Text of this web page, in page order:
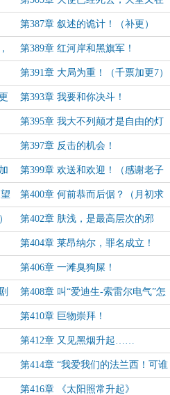
哪里？
第387章 叙述的诡计！（补更）
第389章 红河岸和黑旗军！
第391章 大局为重！（千票加更7）
第393章 我要和你决斗！
第395章 我大不列颠才是自由的灯
塔！
第397章 反击的机会！
第399章 欢送和欢迎！（感谢老子
当年饱经惯的盟主）
第400章 何前恭而后倨？（月初求
票）
第402章 肤浅，是最高层次的邪
恶！（十月月票加更10）
第404章 莱昂纳尔，罪名成立！
第406章 一滩臭狗屎！
第408章 叫“爱迪生-索雷尔电气”怎
么样？
第410章 巨物崇拜！
第412章 又见黑烟升起……
第414章 “我爱我们的法兰西！可谁
爱我呢？”
第416章 《太阳照常升起》